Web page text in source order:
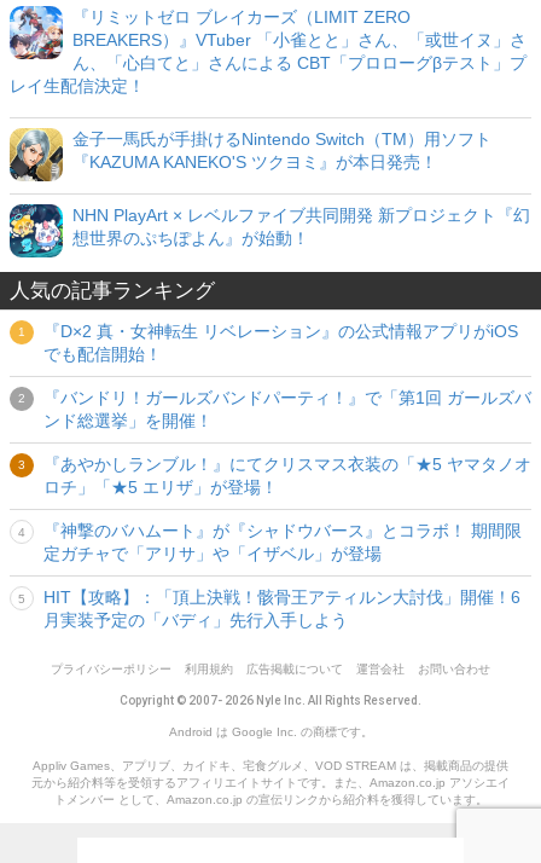
『リミットゼロ ブレイカーズ（LIMIT ZERO
BREAKERS）』VTuber 「小雀とと」さん、「或世イヌ」さ
ん、「心白てと」さんによる CBT「プロローグβテスト」プ
レイ生配信決定！
金子一馬氏が手掛けるNintendo Switch（TM）用ソフト
『KAZUMA KANEKO'S ツクヨミ』が本日発売！
NHN PlayArt × レベルファイブ共同開発 新プロジェクト『幻
想世界のぷちぽよん』が始動！
人気の記事ランキング
『D×2 真・女神転生 リベレーション』の公式情報アプリがiOS
でも配信開始！
『バンドリ！ガールズバンドパーティ！』で「第1回 ガールズバ
ンド総選挙」を開催！
『あやかしランブル！』にてクリスマス衣装の「★5 ヤマタノオ
ロチ」「★5 エリザ」が登場！
『神撃のバハムート』が『シャドウバース』とコラボ！ 期間限
定ガチャで「アリサ」や「イザベル」が登場
HIT【攻略】：「頂上決戦！骸骨王アティルン大討伐」開催！6
月実装予定の「バディ」先行入手しよう
プライバシーポリシー 利用規約 広告掲載について 運営会社 お問い合わせ
Copyright © 2007- 2026 Nyle Inc. All Rights Reserved.
Android は Google Inc. の商標です。
Appliv Games、アプリブ、カイドキ、宅食グルメ、VOD STREAM は、掲載商品の提供
元から紹介料等を受領するアフィリエイトサイトです。また、Amazon.co.jp アソシエイ
トメンバー として、Amazon.co.jp の宣伝リンクから紹介料を獲得しています。